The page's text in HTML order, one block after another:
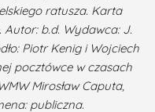
ratusza. Karta
Autor: b.d. Wydawca: J.
Piotr Kenig i Wojciech
pocztówce w czasach
Mirosław Caputa,
publiczna.